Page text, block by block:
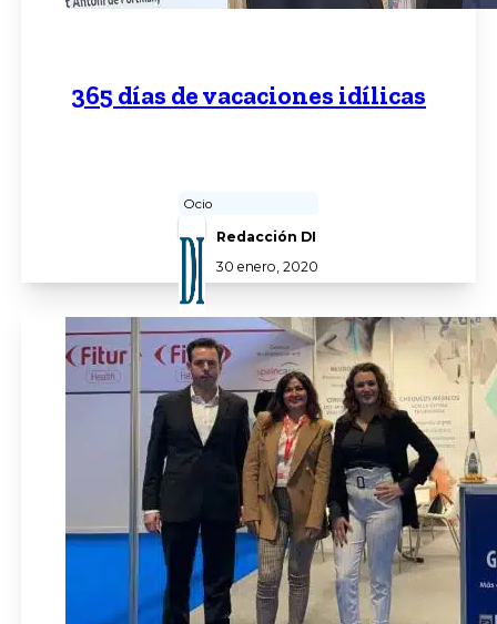
365 días de vacaciones idílicas
Ocio
Redacción DI
30 enero, 2020